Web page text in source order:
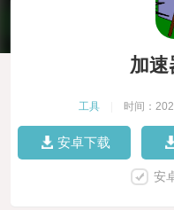
加速
工具 时间：
安卓下载
安